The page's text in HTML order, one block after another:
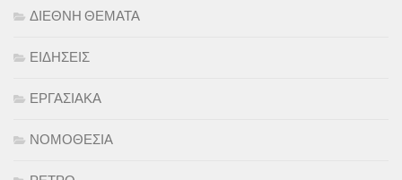
ΔΙΕΘΝΗ ΘΕΜΑΤΑ
ΕΙΔΗΣΕΙΣ
ΕΡΓΑΣΙΑΚΑ
ΝΟΜΟΘΕΣΙΑ